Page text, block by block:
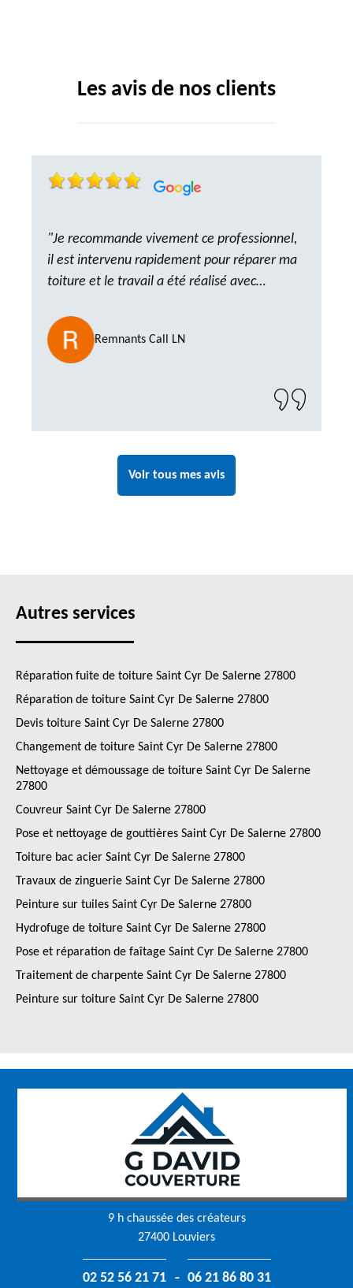
Les avis de nos clients
"Je recommande vivement ce professionnel,
il est intervenu rapidement pour réparer ma
toiture et le travail a été réalisé avec
ponctuel et à l’écoute, le résultat est
impeccable et le chantier a été laissé propre.
Un artisan de confiance que je n’hésiterai pas
Remnants Call LN
Voir tous mes avis
Autres services
Réparation fuite de toiture Saint Cyr De Salerne 27800
Réparation de toiture Saint Cyr De Salerne 27800
Devis toiture Saint Cyr De Salerne 27800
Changement de toiture Saint Cyr De Salerne 27800
Nettoyage et démoussage de toiture Saint Cyr De Salerne
27800
Couvreur Saint Cyr De Salerne 27800
Pose et nettoyage de gouttières Saint Cyr De Salerne 27800
Toiture bac acier Saint Cyr De Salerne 27800
Travaux de zinguerie Saint Cyr De Salerne 27800
Peinture sur tuiles Saint Cyr De Salerne 27800
Hydrofuge de toiture Saint Cyr De Salerne 27800
Pose et réparation de faîtage Saint Cyr De Salerne 27800
Traitement de charpente Saint Cyr De Salerne 27800
Peinture sur toiture Saint Cyr De Salerne 27800
9 h chaussée des créateurs
27400 Louviers
02 52 56 21 71 - 06 21 86 80 31